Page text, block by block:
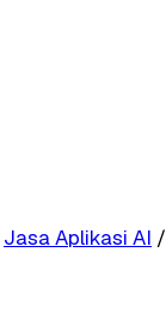
Jasa Aplikasi AI /